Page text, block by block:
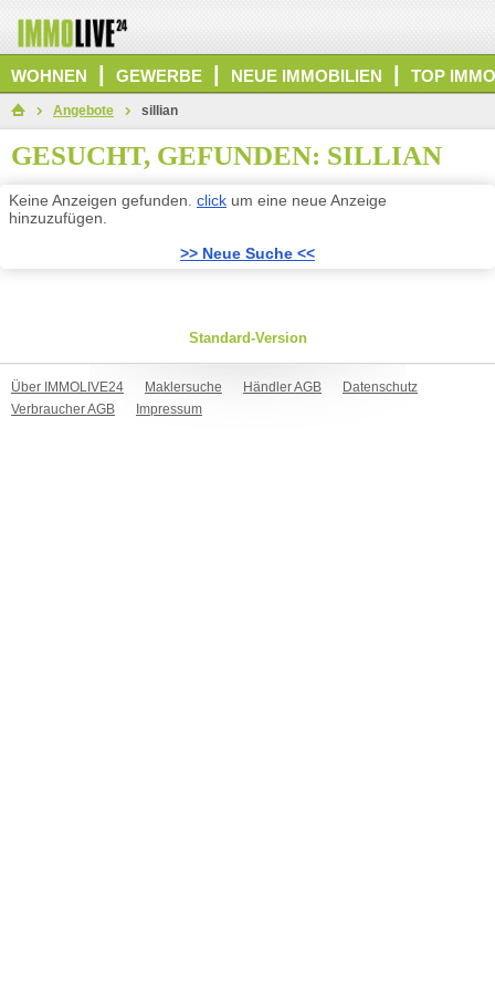
WOHNEN GEWERBE NEUE IMMOBILIEN TOP
Angebote sillian
GESUCHT, GEFUNDEN: SILLIAN
Keine Anzeigen gefunden. click um eine neue Anzeige
hinzuzufügen.
>> Neue Suche <<
Standard-Version
Über IMMOLIVE24 Maklersuche Händler AGB
Datenschutz
Verbraucher AGB
Impressum